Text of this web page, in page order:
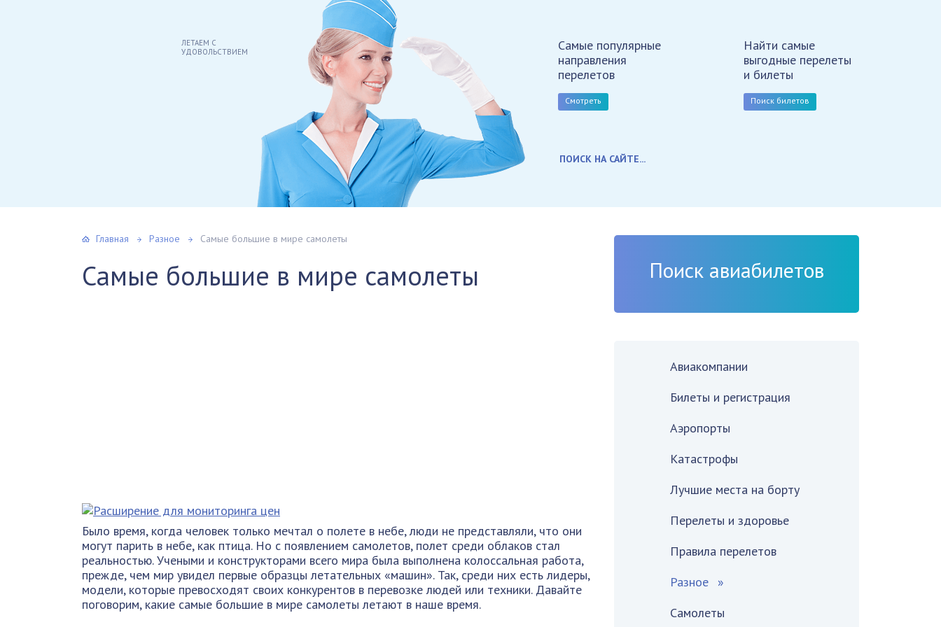
ЛЕТАЕМ С
УДОВОЛЬСТВИЕМ
Самые популярные
направления
перелетов
Смотреть
Найти самые
выгодные перелеты
и билеты
Поиск билетов
Главная Разное Самые большие в мире самолеты
Самые большие в мире самолеты
Было время, когда человек только мечтал о полете в небе, люди не представляли, что они
могут парить в небе, как птица. Но с появлением самолетов, полет среди облаков стал
реальностью. Учеными и конструкторами всего мира была выполнена колоссальная работа,
прежде, чем мир увидел первые образцы летательных «машин». Так, среди них есть лидеры,
модели, которые превосходят своих конкурентов в перевозке людей или техники. Давайте
поговорим, какие самые большие в мире самолеты летают в наше время.
Поиск авиабилетов
Авиакомпании
Билеты и регистрация
Аэропорты
Катастрофы
Лучшие места на борту
Перелеты и здоровье
Правила перелетов
Разное
Самолеты